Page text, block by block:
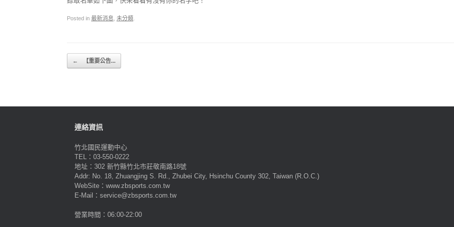
Posted in 最新消息 未分類
Post navigation
← 【重要公告...
連絡資訊
竹北國民運動中心
TEL：03-550-0222
地址：302 新竹縣竹北市莊敬南路18號
Addr: No. 18, Zhuangjing S. Rd., Zhubei City, Hsinchu County 302, Taiwan (R.O.C.)
WebSite：www.zbsports.com.tw
E-Mail：service@zbsports.com.tw
營業時間：06:00-22:00